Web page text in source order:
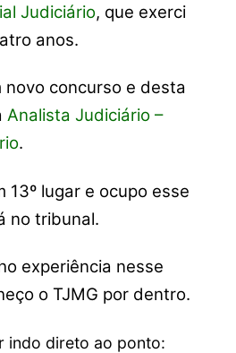
Judiciário, que exerci
anos.
novo concurso e desta
Analista Judiciário –
.
13º lugar e ocupo esse
no tribunal.
experiência nesse
o TJMG por dentro.
indo direto ao ponto: